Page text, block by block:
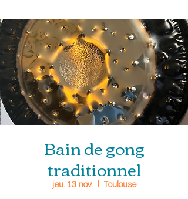
Bain de gong
traditionnel
jeu. 13 nov.
  |
Toulouse